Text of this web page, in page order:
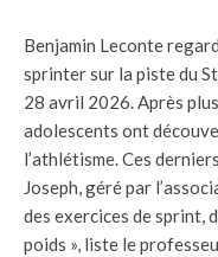
Benjamin Leconte
sprinter sur la piste du
28 avril 2026. Après
adolescents ont
l’athlétisme. Ces
Joseph, géré par
des exercices de sprint,
poids », liste le